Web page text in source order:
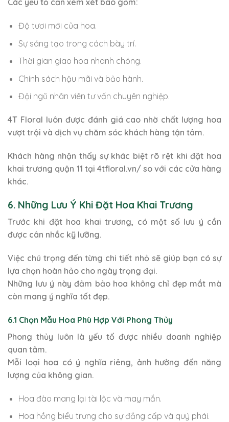
Các yếu tố cần xem xét bao gồm:
Độ tươi mới của hoa.
Sự sáng tạo trong cách bày trí.
Thời gian giao hoa nhanh chóng.
Chính sách hậu mãi và bảo hành.
Đội ngũ nhân viên tư vấn chuyên nghiệp.
4T Floral luôn được đánh giá cao nhờ chất lượng hoa
vượt trội và dịch vụ chăm sóc khách hàng tận tâm.
Khách hàng nhận thấy sự khác biệt rõ rệt khi đặt hoa
khai trương quận 11 tại 4tfloral.vn/ so với các cửa hàng
khác.
6. Những Lưu Ý Khi Đặt Hoa Khai Trương
Trước khi đặt hoa khai trương, có một số lưu ý cần
được cân nhắc kỹ lưỡng.
Việc chú trọng đến từng chi tiết nhỏ sẽ giúp bạn có sự
lựa chọn hoàn hảo cho ngày trọng đại.
Những lưu ý này đảm bảo hoa không chỉ đẹp mắt mà
còn mang ý nghĩa tốt đẹp.
6.1 Chọn Mẫu Hoa Phù Hợp Với Phong Thủy
Phong thủy luôn là yếu tố được nhiều doanh nghiệp
quan tâm.
Mỗi loại hoa có ý nghĩa riêng, ảnh hưởng đến năng
lượng của không gian.
Hoa đào mang lại tài lộc và may mắn.
Hoa hồng biểu trưng cho sự đẳng cấp và quý phái.